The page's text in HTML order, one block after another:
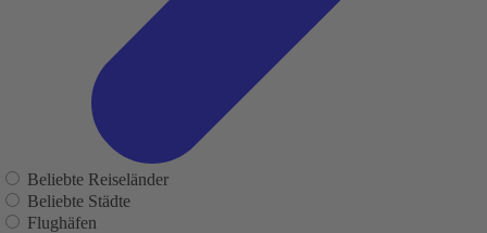
Beliebte Reiseländer
Beliebte Städte
Flughäfen